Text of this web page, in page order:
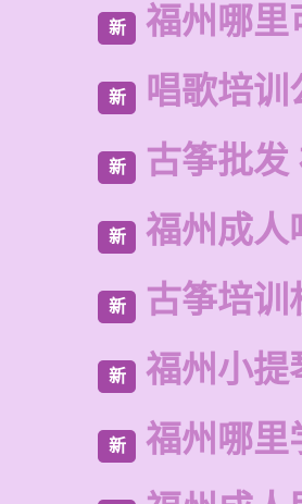
新 福州哪里
新 唱歌培训
新 古筝批发
新 福州成人
新 古筝培训
新 福州小提
新 福州哪里